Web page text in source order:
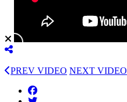
PREV VIDEO NEXT VIDEO